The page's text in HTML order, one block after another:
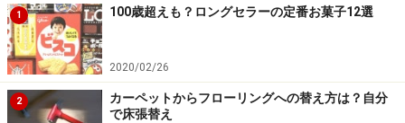
1 100歳超えも？ロングセラーの定番お菓子12選
2020/02/26
2
カーペットからフローリングへの替え方は？自分
で床張替え